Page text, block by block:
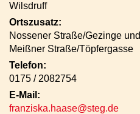
Wilsdruff
Ortszusatz:
Nossener Straße/Gezinge und
Meißner Straße/Töpfergasse
Telefon:
0175 / 2082754
E-Mail:
franziska.haase@steg.de